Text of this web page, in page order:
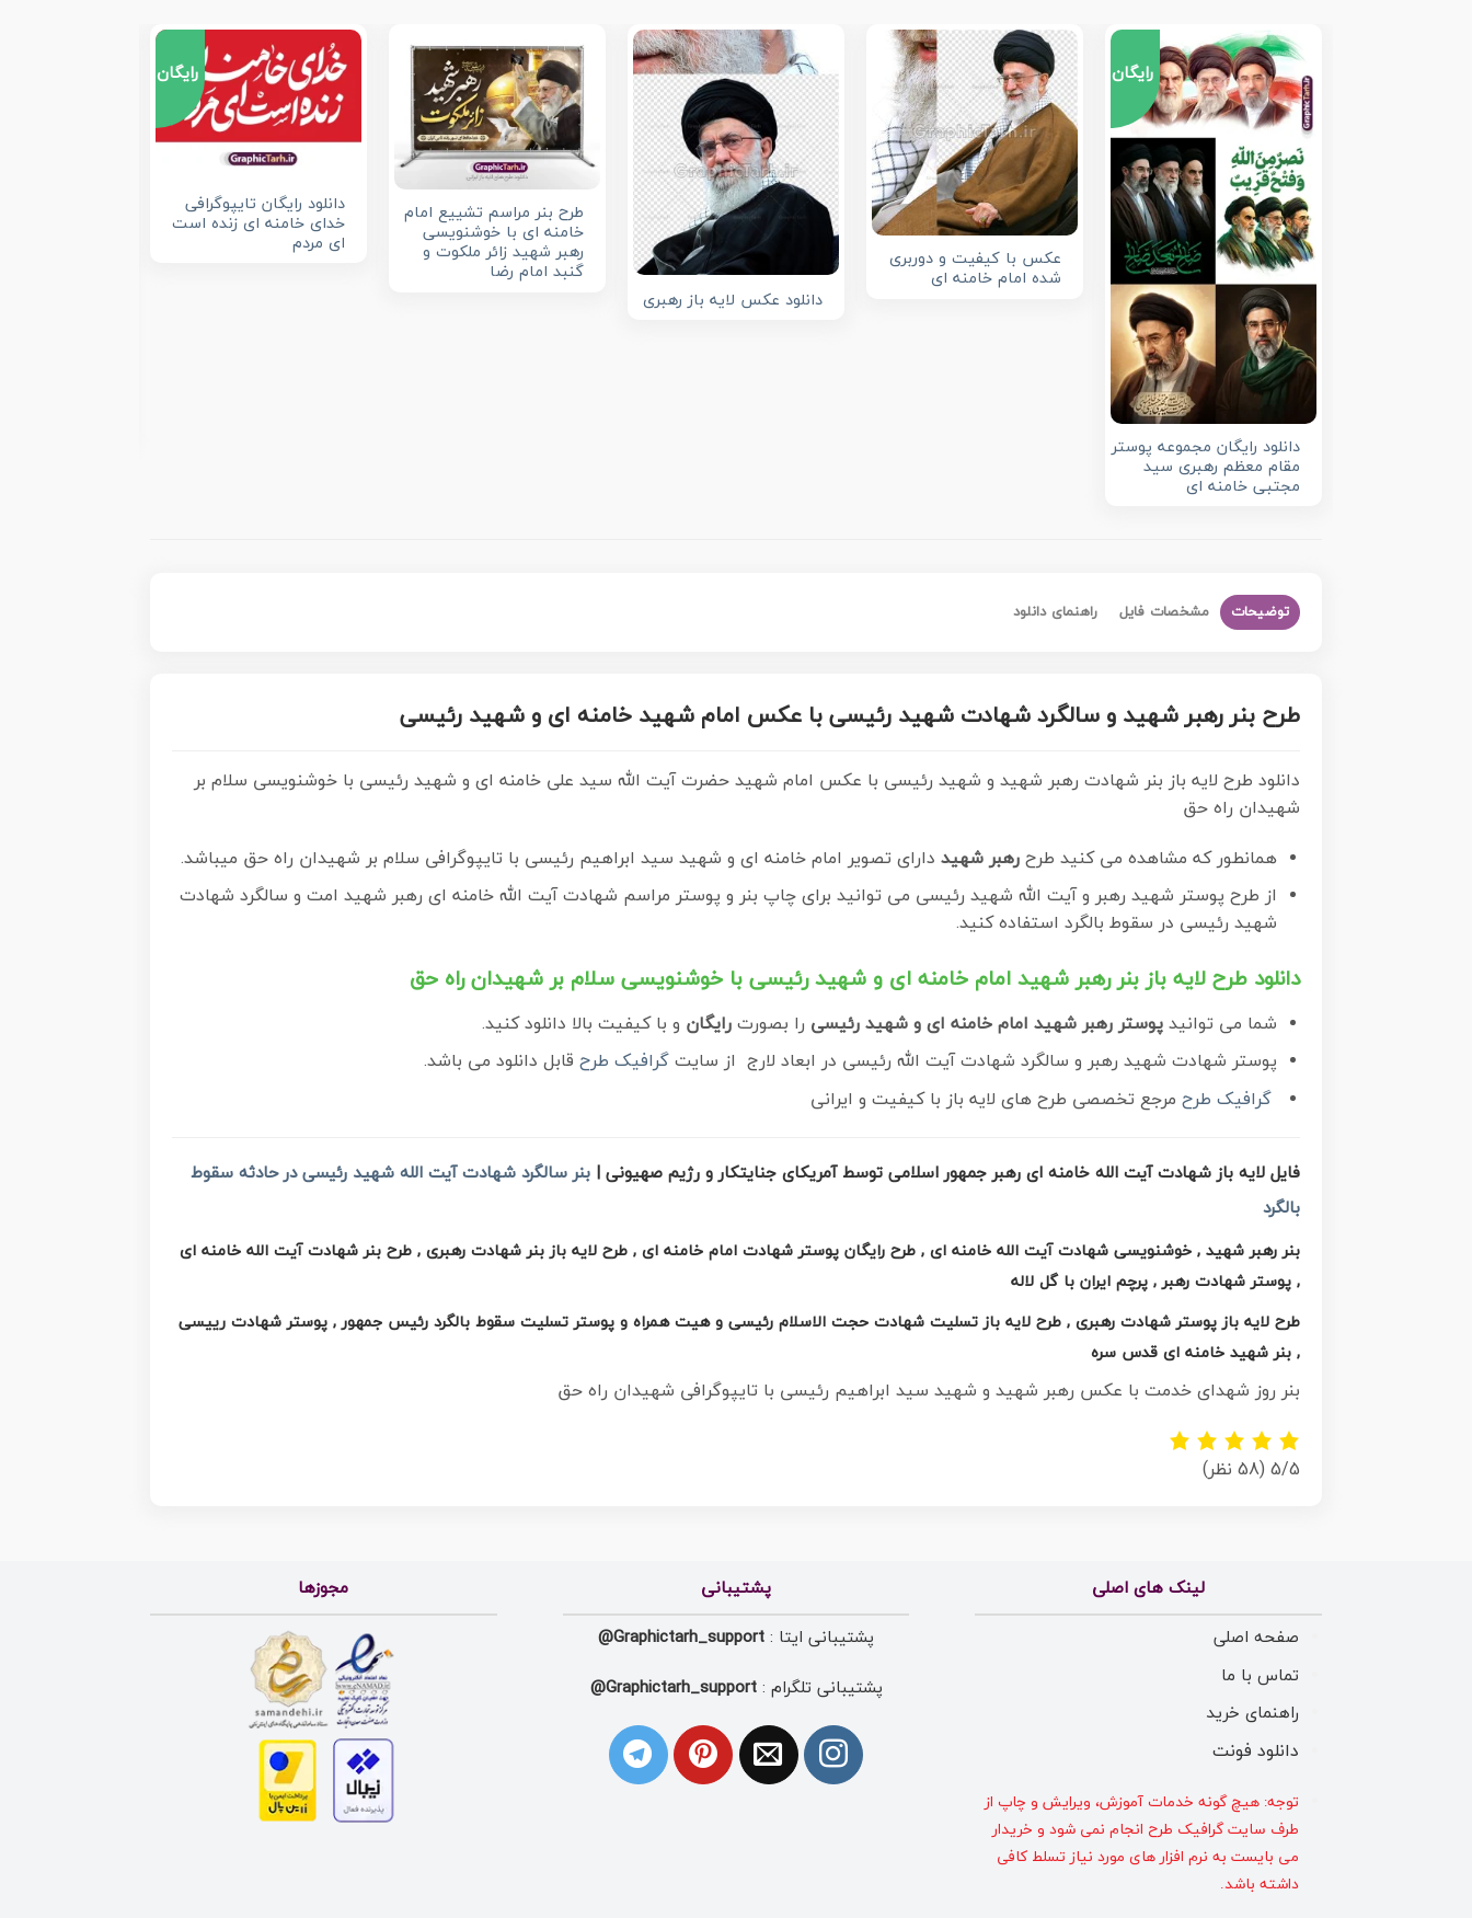
رایگان
دانلود رایگان مجموعه پوستر
مقام معظم رهبری سید
مجتبی خامنه ای
عکس با کیفیت و دوربری
شده امام خامنه ای
دانلود عکس لایه باز رهبری
طرح بنر مراسم تشییع امام
خامنه ای با خوشنویسی
رهبر شهید زائر ملکوت و
گنبد امام رضا
رایگان
دانلود رایگان تایپوگرافی
خدای خامنه ای زنده است
ای مردم
توضیحات مشخصات فایل راهنمای دانلود
طرح بنر رهبر شهید و سالگرد شهادت شهید رئیسی با عکس امام شهید خامنه ای و شهید رئیسی
دانلود طرح لایه باز بنر شهادت رهبر شهید و شهید رئیسی با عکس امام شهید حضرت آیت الله سید علی خامنه ای و شهید رئیسی با خوشنویسی سلام بر
شهیدان راه حق
همانطور که مشاهده می کنید طرحرهبر شهید دارای تصویر امام خامنه ای و شهید سید ابراهیم رئیسی با تایپوگرافی سلام بر شهیدان راه حق میباشد.
از طرح پوستر شهید رهبر و آیت الله شهید رئیسی می توانید برای چاپ بنر و پوستر مراسم شهادت آیت الله خامنه ای رهبر شهید امت و سالگرد شهادت
شهید رئیسی در سقوط بالگرد استفاده کنید.
دانلود طرح لایه باز بنر رهبر شهید امام خامنه ای و شهید رئیسی با خوشنویسی سلام بر شهیدان راه حق
شما می توانید پوستر رهبر شهید امام خامنه ای و شهید رئیسی را بصورت رایگان و با کیفیت بالا دانلود کنید.
پوستر شهادت شهید رهبر و سالگرد شهادت آیت الله رئیسی در ابعاد لارج از سایت گرافیک طرحقابل دانلود می باشد.
گرافیک طرحمرجع تخصصی طرح های لایه باز با کیفیت و ایرانی
فایل لایه باز شهادت آیت الله خامنه ای رهبر جمهور اسلامی توسط آمریکای جنایتکار و رژیم صهیونی | بنر سالگرد شهادت آیت الله شهید رئیسی در حادثه سقوط
بالگرد
بنر رهبر شهید , خوشنویسی شهادت آیت الله خامنه ای , طرح رایگان پوستر شهادت امام خامنه ای , طرح لایه باز بنر شهادت رهبری , طرح بنر شهادت آیت الله خامنه ای
, پوستر شهادت رهبر , پرچم ایران با گل لاله
طرح لایه باز پوستر شهادت رهبری , طرح لایه باز تسلیت شهادت حجت الاسلام رئیسی و هیت همراه و پوستر تسلیت سقوط بالگرد رئیس جمهور , پوستر شهادت رییسی
, بنر شهید خامنه ای قدس سره
بنر روز شهدای خدمت با عکس رهبر شهید و شهید سید ابراهیم رئیسی با تایپوگرافی شهیدان راه حق
5/5 (58 نظر)
لینک های اصلی
صفحه اصلی
تماس با ما
راهنمای خرید
دانلود فونت
توجه: هیچ گونه خدمات آموزش، ویرایش و چاپ از
طرف سایت گرافیک طرح انجام نمی شود و خریدار
می بایست به نرم افزار های مورد نیاز تسلط کافی
داشته باشد.
پشتیبانی
پشتیبانی ایتا : Graphictarh_support@
پشتیبانی تلگرام :Graphictarh_support@
مجوزها